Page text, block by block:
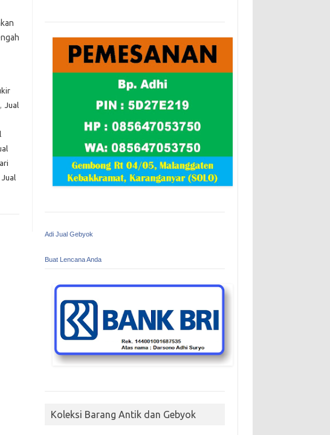
, Jual
Jual
Adi Jual Gebyok
Buat Lencana Anda
Koleksi Barang Antik dan Gebyok